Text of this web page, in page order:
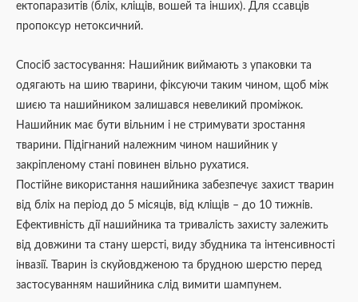
ектопаразитів (бліх, кліщів, вошей та інших). Для ссавців
пропоксур нетоксичний.
Спосіб застосування: Нашийник виймають з упаковки та
одягають на шию тварини, фіксуючи таким чином, щоб між
шиєю та нашийником залишався невеликий проміжок.
Нашийник має бути вільним і не стримувати зростання
тварини. Підігнаний належним чином нашийник у
закріпленому стані повинен вільно рухатися.
Постійне використання нашийника забезпечує захист тварин
від бліх на період до 5 місяців, від кліщів – до 10 тижнів.
Ефективність дії нашийника та тривалість захисту залежить
від довжини та стану шерсті, виду збудника та інтенсивності
інвазії. Тварин із скуйовдженою та брудною шерстю перед
застосуванням нашийника слід вимити шампунем.